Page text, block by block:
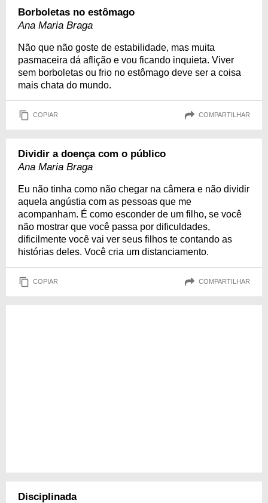
Borboletas no estômago
Ana Maria Braga
Não que não goste de estabilidade, mas muita
pasmaceira dá aflição e vou ficando inquieta. Viver
sem borboletas ou frio no estômago deve ser a coisa
mais chata do mundo.
COPIAR COMPARTILHAR
Dividir a doença com o público
Ana Maria Braga
Eu não tinha como não chegar na câmera e não dividir
aquela angústia com as pessoas que me
acompanham. É como esconder de um filho, se você
não mostrar que você passa por dificuldades,
dificilmente você vai ver seus filhos te contando as
histórias deles. Você cria um distanciamento.
COPIAR COMPARTILHAR
Disciplinada